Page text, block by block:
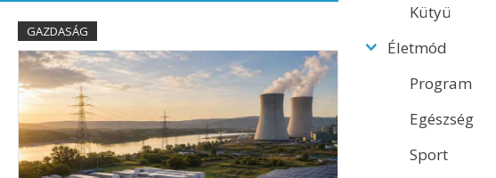
GAZDASÁG
Kütyü
Életmód
Program
Egészség
Sport